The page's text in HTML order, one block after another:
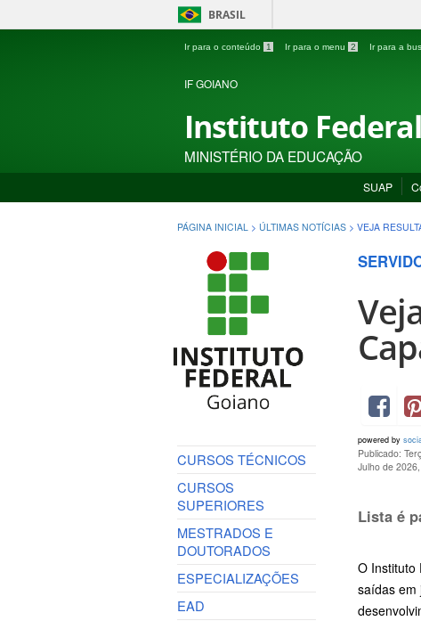
BRASIL
Ir para o conteúdo 1 Ir para o menu 2 Ir para a
IF GOIANO
Instituto
MINISTÉRIO DA EDUCAÇÃO
SUAP
PÁGINA INICIAL > ÚLTIMAS NOTÍCIAS > VEJA
CURSOS TÉCNICOS
CURSOS
SUPERIORES
MESTRADOS E
DOUTORADOS
ESPECIALIZAÇÕES
EAD
powered by
Publicado:
Julho de
Lista é
O Instituto
saídas em